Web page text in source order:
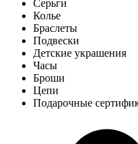
Серьги
Колье
Браслеты
Подвески
Детские украшения
Часы
Броши
Цепи
Подарочные